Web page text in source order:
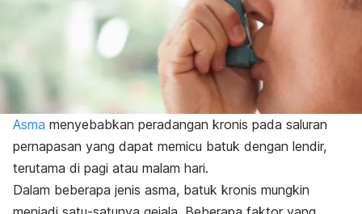
Asma menyebabkan peradangan kronis pada saluran
pernapasan yang dapat memicu batuk dengan lendir,
terutama di pagi atau malam hari.
Dalam beberapa jenis asma, batuk kronis mungkin